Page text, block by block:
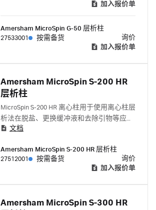
加入报价单
Amersham MicroSpin G-50 层析柱
27533001
按需备货
询价
加入报价单
Amersham MicroSpin S-200 HR
层析柱
MicroSpin S-200 HR 离心柱用于使用离心柱层
析法在脱盐、更换缓冲液和去除引物等应用
中快速纯化长度 ≥ 50 个碱基的标记单链或双
文档
Amersham MicroSpin S-200 HR 层析柱
27512001
按需备货
询价
加入报价单
Amersham MicroSpin S-300 HR